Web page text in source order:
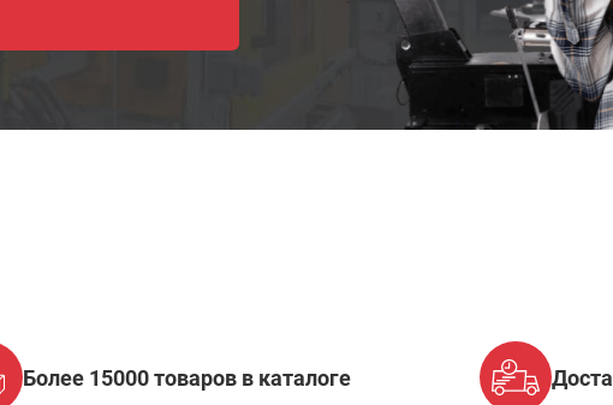
Более 15000 товаров в каталоге